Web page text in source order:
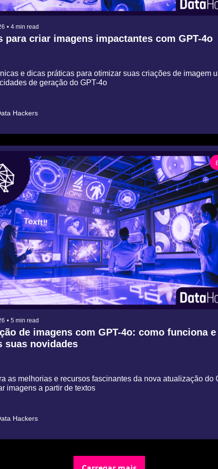
• 4 min read
para criar imagens impactantes com GPT-4o
e dicas práticas para otimizar suas criações de imagem
de geração do GPT-4o
Hackers
• 5 min read
de imagens com GPT-4o: como funciona e
suas novidades
as melhorias e recursos fascinantes da nova atualização do
imagens a partir de textos
Hackers